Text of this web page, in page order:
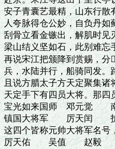
安子青囊艺最精，山东行散
人夸脉得仓公妙，自负丹如
刮骨立看金镞出，解肌时见
梁山结义坚如石，此别难忘
再说宋江把颁降到赏赐，分
兵，水陆并行，船骑同发。
且说方腊太子方天定聚集
天定手下有四员大将。那四
宝光如来国师　邓元觉　　
镇国大将军　　厉天闰　　
这四个皆称元帅大将军名号
厉天佑　　吴值　　赵毅　